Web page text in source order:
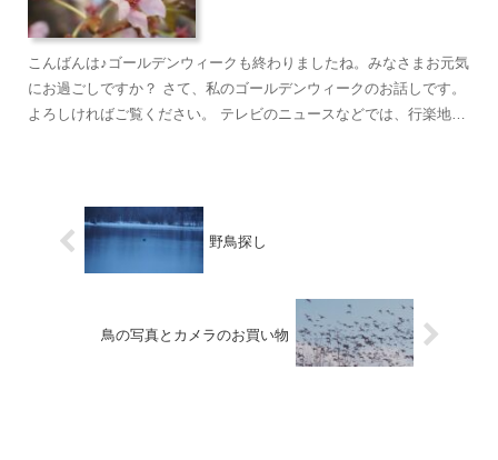
こんばんは♪ゴールデンウィークも終わりましたね。みなさまお元気
にお過ごしですか？ さて、私のゴールデンウィークのお話しです。
よろしければご覧ください。 テレビのニュースなどでは、行楽地が
野鳥探し
鳥の写真とカメラのお買い物